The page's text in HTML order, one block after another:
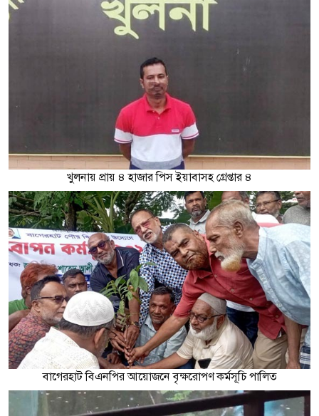
খুলনায় প্রায় ৪ হাজার পিস ইয়াবাসহ গ্রেপ্তার ৪
বাগেরহাট বিএনপির আয়োজনে বৃক্ষরোপণ কর্মসূচি পালিত